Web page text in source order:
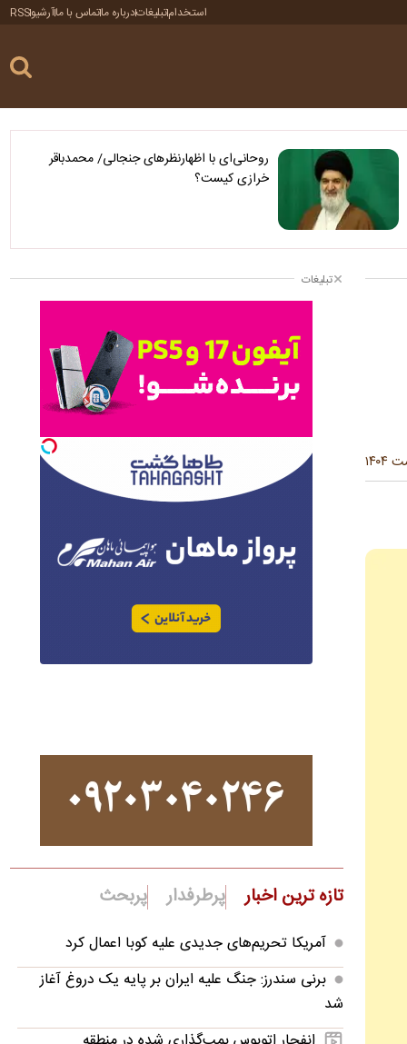
استخدامتبلیغاتدرباره ماتماس با ماآرشیوRSS
روحانی‌ای با اظهارنظرهای جنجالی/ محمدباقر
خرازی کیست؟
تبلیغات
تازه ترین اخبار پرطرفدار پربحث
آمریکا تحریم‌های جدیدی علیه کوبا اعمال کرد
برنی سندرز: جنگ علیه ایران بر پایه یک دروغ آغاز
شد